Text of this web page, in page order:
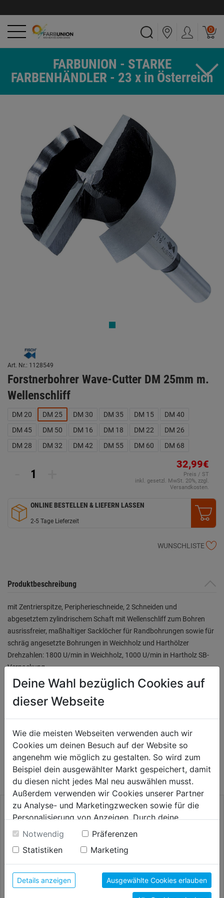
0
FARBUNION - STARKE
FARBENHÄNDLER - 23 x in Österreich
Art. Nr.: 1128549
Forstnerbohrer Wave-Cutter DM 25mm m.
Wellenschliff
DM 20 DM 25 DM 30 DM 35 DM 15
DM 40
DM 45
DM 50 DM 16 DM 18 DM 22
DM 26
DM 28
DM 32 DM 42 DM 55 DM 60 DM 68
32,99€
Preis / ST
inkl. gesetzl. MwSt. 20%, zzgl.
Versandkosten.
ONLINE BESTELLEN & LIEFERN LASSEN
2-5 Tage Lieferzeit
WUNSCHLISTE
Produktbeschreibung
mit Zentrierspitze, Peripherieschneide, 2 Schneiden und
abgesetztem zylindrischem Schaft mit Wellenschliff zum Bohren
ausrissfreier, maßhaltiger Sacklöcher für Randbohrungen sowie für
schräg angesetzte Bohrungen in Weichholz und Harthölzer
Drehzahlen: 1800 U/min in Weichholz, 1000 U/min in Hartholz SB-
Verpackung
Bewertung (0)
WEITERE PRODUKTE AUS DIESER
KATEGORIE
Deine Wahl bezüglich Cookies auf
dieser Webseite
Wie die meisten Webseiten verwenden auch wir
Cookies um deinen Besuch auf der Website so
angenehm wie möglich zu gestalten. So wird zum
Beispiel dein ausgewählter Markt gespeichert, damit
du diesen nicht jedes Mal neu auswählen musst.
Außerdem verwenden wir Cookies unserer Partner
zu Analyse- und Marketingzwecken sowie für die
Personalisierung von Anzeigen. Durch deine
Einwilligung werden die Daten von Drittanbieter,
unter anderem auch in den USA, verarbeitet.
Durch Klick auf "Alle Cookies erlauben" stimmst du
der Verwendung aller Cookies zu. Unter "Details
anzeigen" findest du alle Infos zu den
unterschiedlichen Cookies, unter "Cookies
Notwendig
Präferenzen
Statistiken
Marketing
Details anzeigen Ausgewählte Cookies erlauben